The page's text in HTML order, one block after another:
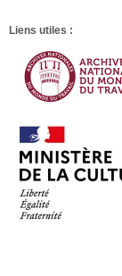
Liens utiles :